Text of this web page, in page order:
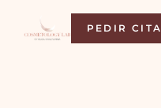
PEDIR CITA